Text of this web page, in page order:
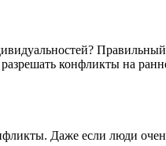
конфликты на
Даже если люди